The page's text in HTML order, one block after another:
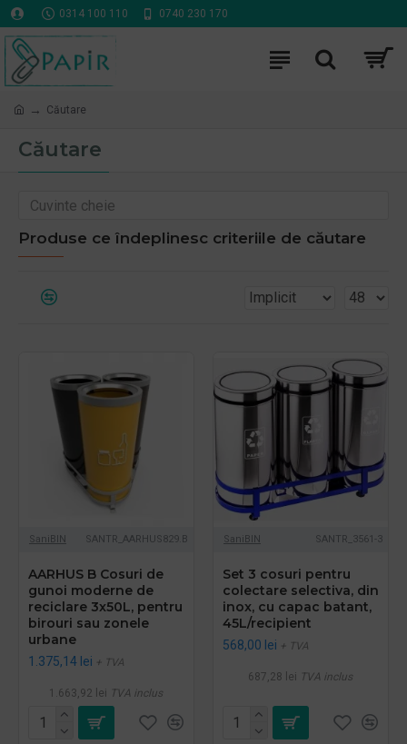
0314 100 110 0740 230 170
Căutare
Căutare
Produse ce îndeplinesc criteriile de căutare
SaniBIN SANTR_AARHUS829.B
AARHUS B Cosuri de
gunoi moderne de
reciclare 3x50L, pentru
birouri sau zonele
urbane
1.375,14 lei + TVA
1.663,92 lei TVA inclus
SaniBIN SANTR_3561-3
Set 3 cosuri pentru
colectare selectiva, din
inox, cu capac batant,
45L/recipient
568,00 lei + TVA
687,28 lei TVA inclus